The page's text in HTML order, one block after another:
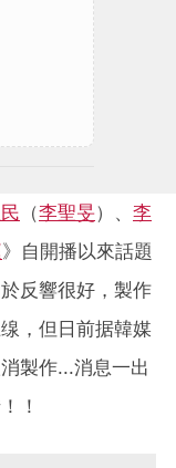
（李聖旻）、 李
》自開播以來話題
反響很好，製作
缐，但日前据韓媒
製作...消息一出
！